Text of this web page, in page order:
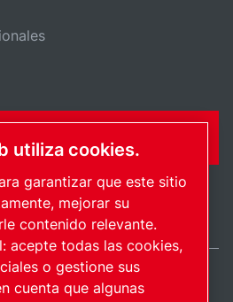
Spain / ES
utiliza cookies.
garantizar que este sitio
mejorar su
contenido relevante.
acepte todas las cookies,
o gestione sus
cuenta que algunas